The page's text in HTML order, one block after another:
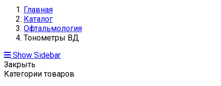
Главная
Каталог
Офтальмология
Тонометры ВД
Show Sidebar
Закрыть
Категории товаров